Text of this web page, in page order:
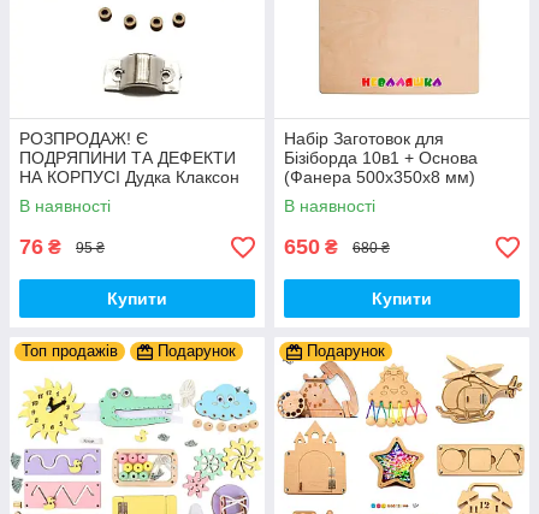
РОЗПРОДАЖ! Є
ПОДРЯПИНИ ТА ДЕФЕКТИ
НА КОРПУСІ Дудка Клаксон
для Велосипедів 14 см Фа-
Фа Пластик + Гума
В наявності
76 ₴ 95 ₴
Купити
Набір Заготовок для
Бізіборда 10в1 + Основа
(Фанера 500x350x8 мм)
Базові Деталі, Весь Комплект
- Собери Сам
В наявності
650 ₴ 680 ₴
Купити
Топ продажів Подарунок Подарунок